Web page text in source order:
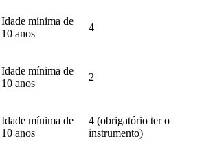
Idade mínima de
10 anos
4
Idade mínima de
10 anos
2
Idade mínima de
10 anos
4 (obrigatório ter o
instrumento)